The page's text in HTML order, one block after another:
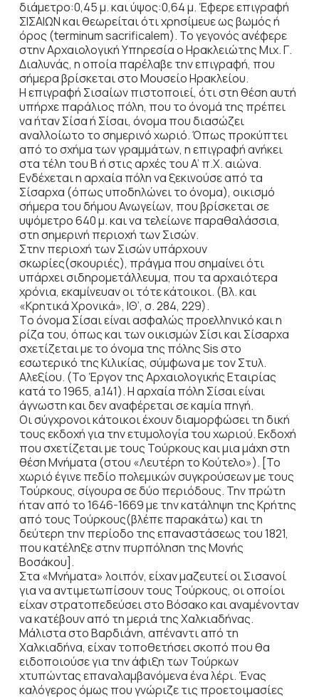
διάμετρο:0,45 μ. και ύψος:0,64 μ. Έφερε επιγραφή
ΣΙΣΑΙΩΝ και θεωρείται ότι χρησίμευε ως βωμός ή
όρος (terminum sacrificalem). To γεγονός ανέφερε
στην Αρχαιολογική Υπηρεσία ο Ηρακλειώτης Μιχ. Γ.
Διαλυνάς, η οποία παρέλαβε την επιγραφή, που
σήμερα βρίσκεται στο Μουσείο Ηρακλείου.
Η επιγραφή Σισαίων πιστοποιεί, ότι στη θέση αυτή
υπήρχε παράλιος πόλη, που το όνομά της πρέπει
να ήταν Σίσα ή Σίσαι, όνομα που διασώζει
αναλλοίωτο το σημερινό χωριό. Όπως προκύπτει
από το σχήμα των γραμμάτων, η επιγραφή ανήκει
στα τέλη του Β ή στις αρχές του A’ π.Χ. αιώνα.
Ενδέχεται η αρχαία πόλη να ξεκινούσε από τα
Σίσαρχα (όπως υποδηλώνει το όνομα), οικισμό
σήμερα του δήμου Ανωγείων, που βρίσκεται σε
υψόμετρο 640 μ. και να τελείωνε παραθαλάσσια,
στη σημερινή περιοχή των Σισών.
Στην περιοχή των Σισών υπάρχουν
σκωρίες(σκουριές), πράγμα που σημαίνει ότι
υπάρχει σιδηρομετάλλευμα, που τα αρχαιότερα
χρόνια, εκαμίνευαν οι τότε κάτοικοι. (Βλ. και
«Κρητικά Χρονικά», ΙΘ’, σ. 284, 229).
Τo όνομα Σίσαι είναι ασφαλώς προελληνικό και η
ρίζα του, όπως και των οικισμών Σίσι και Σίσαρχα
σχετίζεται με το όνομα της πόλης Sis στο
εσωτερικό της Κιλικίας, σύμφωνα με τον Στυλ.
Αλεξίου. (To Έργον της Αρχαιολογικής Εταιρίας
κατά το 1965, a.141). Η αρχαία πόλη Σίσαι είναι
άγνωστη και δεν αναφέρεται σε καμία πηγή.
Οι σύγχρονοι κάτοικοι έχουν διαμορφώσει τη δική
τους εκδοχή για την ετυμολογία του χωριού. Εκδοχή
που σχετίζεται με τους Τούρκους και μια μάχη στη
θέση Μνήματα (στου «Λευτέρη το Κούτελο»). [Το
χωριό έγινε πεδίο πολεμικών συγκρούσεων με τους
Τούρκους, σίγουρα σε δύο περιόδους. Την πρώτη
ήταν από το 1646-1669 με την κατάληψη της Κρήτης
από τους Τούρκους(βλέπε παρακάτω) και τη
δεύτερη την περίοδο της επαναστάσεως του 1821,
που κατέληξε στην πυρπόληση της Μονής
Βοσάκου].
Στα «Μνήματα» λοιπόν, είχαν μαζευτεί οι Σισανοί
για να αντιμετωπίσουν τους Τούρκους, οι οποίοι
είχαν στρατοπεδεύσει στο Βόσακο και αναμένονταν
να κατέβουν από τη μεριά της Χαλκιαδήνας.
Μάλιστα στο Βαρδιάνη, απέναντι από τη
Χαλκιαδήνα, είχαν τοποθετήσει σκοπό που θα
ειδοποιούσε για την άφιξη των Τούρκων
χτυπώντας επαναλαμβανόμενα ένα λέρι. Ένας
καλόγερος όμως που γνώριζε τις προετοιμασίες